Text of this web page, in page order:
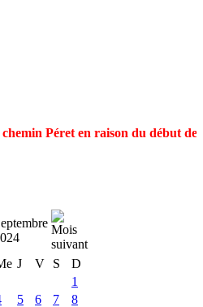
Péret en raison du début
J V S
D
1
5 6 7
8